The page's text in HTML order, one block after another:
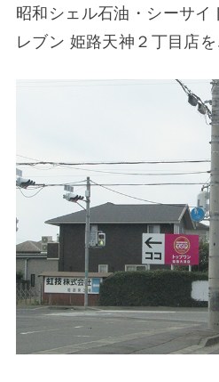
昭和シェル石油・シーサイ
レブン 姫路天神２丁目店を